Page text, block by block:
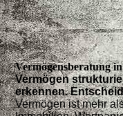
Vermögensberatung
Vermögen
erkennen.
Vermögen ist mehr